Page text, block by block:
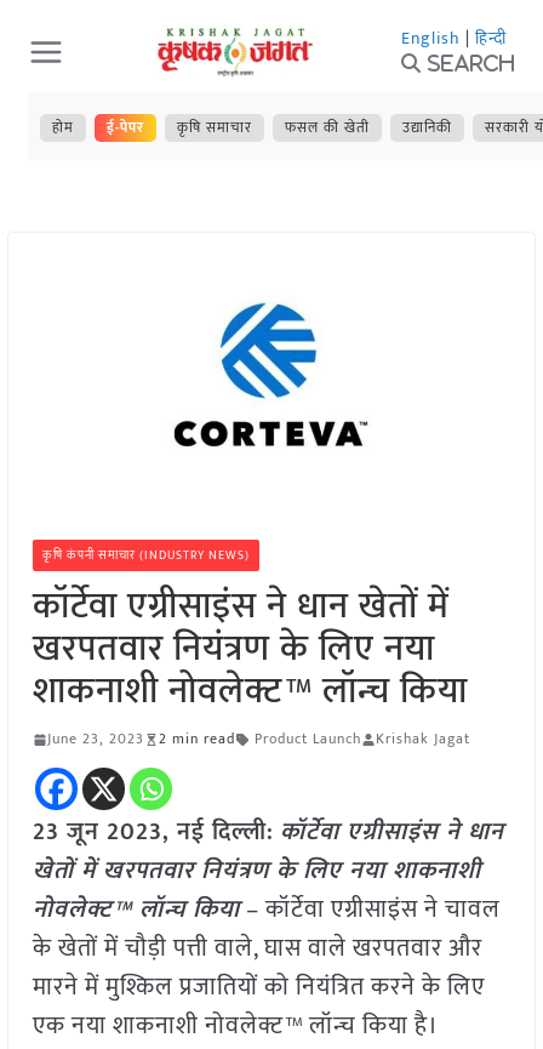
Skip
to
content
English | हिन्दी
Search
होम ई-पेपर कृषि समाचार फसल की खेती उद्यानिकी सरकारी
कृषि कंपनी समाचार (INDUSTRY NEWS)
कॉर्टेवा एग्रीसाइंस ने धान खेतों में
खरपतवार नियंत्रण के लिए नया
शाकनाशी नोवलेक्ट™ लॉन्च किया
June 23, 2023 2 min read Product Launch Krishak Jagat
23 जून 2023, नई दिल्ली: कॉर्टेवा एग्रीसाइंस ने धान
खेतों में खरपतवार नियंत्रण के लिए नया शाकनाशी
नोवलेक्ट™ लॉन्च किया– कॉर्टेवा एग्रीसाइंस ने चावल
के खेतों में चौड़ी पत्ती वाले, घास वाले खरपतवार और
मारने में मुश्किल प्रजातियों को नियंत्रित करने के लिए
एक नया शाकनाशी नोवलेक्ट™ लॉन्च किया है।